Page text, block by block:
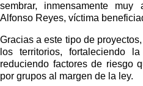
sembrar, inmensamente muy
Alfonso Reyes, víctima
Gracias a este tipo de
los territorios, fortaleciendo
reduciendo factores de riesgo
por grupos al margen de la ley.